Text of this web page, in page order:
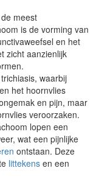
meest
is de vorming van
en het
zicht aanzienlijk
waarbij
het hoornvlies
en pijn, maar
veroorzaken.
lopen een
wat een pijnlijke
ontstaan. Deze
littekens en een